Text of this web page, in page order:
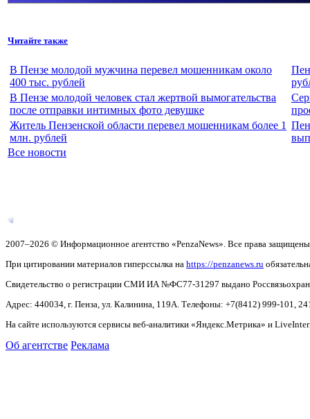
Читайте также
В Пензе молодой мужчина перевел мошенникам около
400 тыс. рублей
В Пензе молодой человек стал жертвой вымогательства
после отправки интимных фото девушке
Житель Пензенской области перевел мошенникам более 1
млн. рублей
Все новости
2007–2026 © Информационное агентство «PenzaNews». Все права
При цитировании материалов гиперссылка на https://penzanews.ru
Свидетельство о регистрации СМИ ИА №ФС77-31297 выдано
Адрес: 440034, г. Пенза, ул. Калинина, 119А. Телефоны: +7(8412) 999-101,
На сайте используются сервисы веб-аналитики «Яндекс.Метрика» и
Об агентстве Реклама